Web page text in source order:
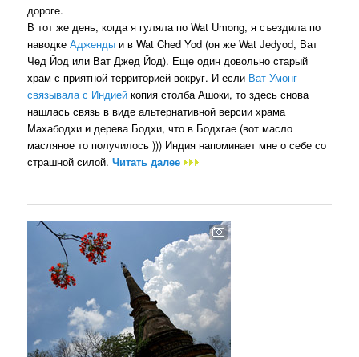
дороге.
В тот же день, когда я гуляла по Wat Umong, я съездила по
наводкеАдженды и в Wat Ched Yod (он же Wat Jedyod, Ват
Чед Йод или Ват Джед Йод). Еще один довольно старый
храм с приятной территорией вокруг. И если Ват Умонг
связывала с Индией копия столба Ашоки, то здесь снова
нашлась связь в виде альтернативной версии храма
Махабодхи и дерева Бодхи, что в Бодхгае (вот масло
масляное то получилось ))) Индия напоминает мне о себе со
страшной силой.Читать далее